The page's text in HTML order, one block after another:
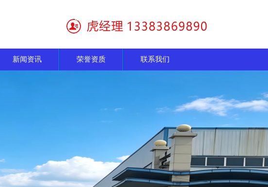
新闻资讯 荣誉资质 联系我们